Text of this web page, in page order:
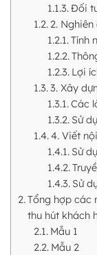
Đối
2.
Tính
Lợi
3. Xây
Các
Sử
4. Viết
Sử
Sử
Tổng hợp các
thu hút khách
Mẫu 1
Mẫu 2